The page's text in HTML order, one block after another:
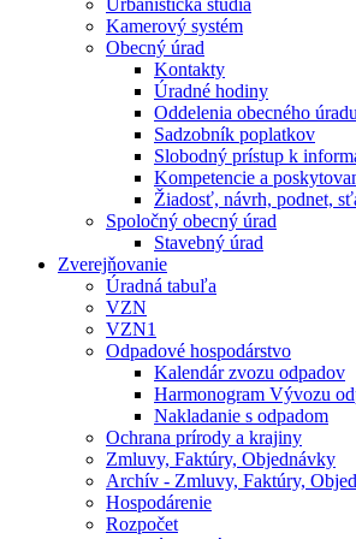
Urbanistická štúdia
Kamerový systém
Obecný úrad
Kontakty
Úradné hodiny
Oddelenia obecného úradu
Sadzobník poplatkov
Slobodný prístup k
Kompetencie a
Žiadosť, návrh, podnet,
Spoločný obecný úrad
Stavebný úrad
Zverejňovanie
Úradná tabuľa
VZN
VZN1
Odpadové hospodárstvo
Kalendár zvozu odpadov
Harmonogram Vývozu
Nakladanie s odpadom
Ochrana prírody a krajiny
Zmluvy, Faktúry, Objednávky
Archív - Zmluvy, Faktúry,
Hospodárenie
Rozpočet